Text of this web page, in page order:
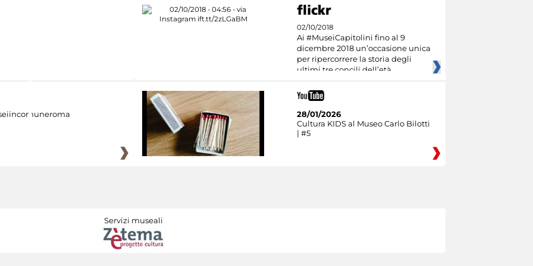
02/10/2018
Ai #MuseiCapitolini fino al 9
dicembre 2018 un’occasione unica
per ripercorrere la storia degli
ultimi tre concili dell’età
28/01/2026
Cultura KIDS al Museo Carlo Bilotti
| #5
Servizi museali